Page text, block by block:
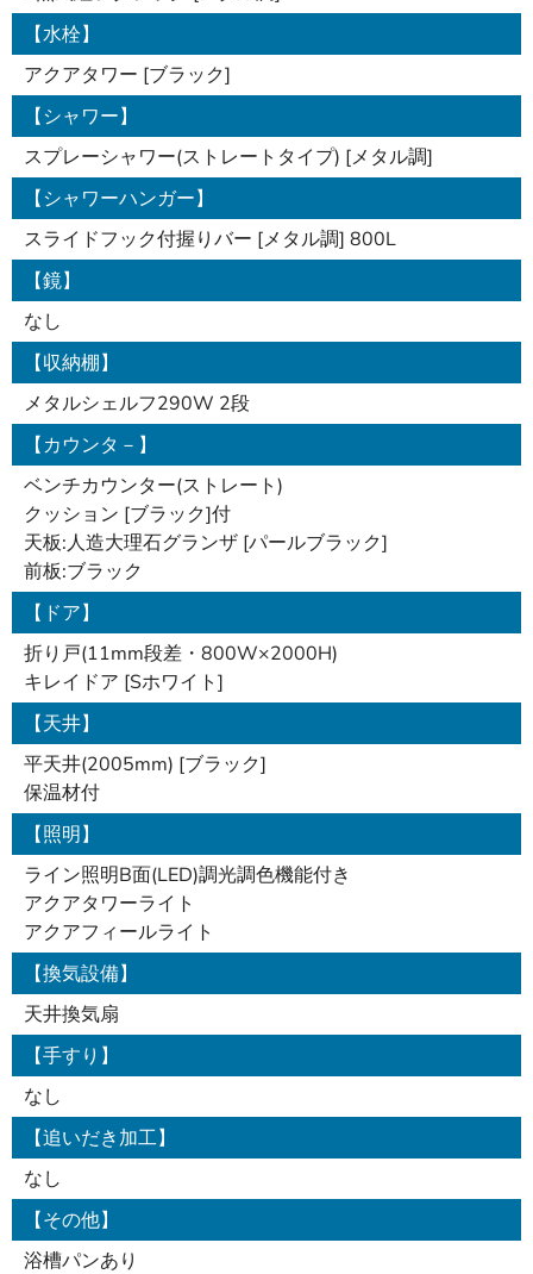
【水栓】
アクアタワー [ブラック]
【シャワー】
スプレーシャワー(ストレートタイプ) [メタル調]
【シャワーハンガー】
スライドフック付握りバー [メタル調] 800L
【鏡】
なし
【収納棚】
メタルシェルフ290W 2段
【カウンタ－】
ベンチカウンター(ストレート)
クッション [ブラック]付
天板:人造大理石グランザ [パールブラック]
前板:ブラック
【ドア】
折り戸(11mm段差・800W×2000H)
キレイドア [Sホワイト]
【天井】
平天井(2005mm) [ブラック]
保温材付
【照明】
ライン照明B面(LED)調光調色機能付き
アクアタワーライト
アクアフィールライト
【換気設備】
天井換気扇
【手すり】
なし
【追いだき加工】
なし
【その他】
浴槽パンあり